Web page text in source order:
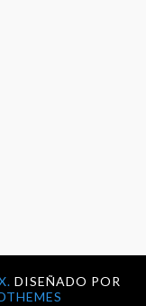
DISEÑADO POR